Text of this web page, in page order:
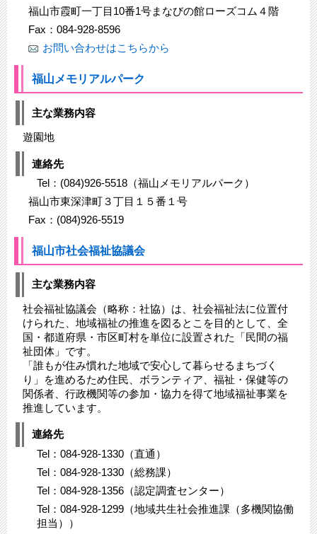
福山市霞町一丁目10番1号まなびの館ローズコム４階
Fax：084-928-8596
お問い合わせはこちらから
福山メモリアルパーク
主な業務内容
遊園地
連絡先
Tel：(084)926-5518（福山メモリアルパーク）
福山市東深津町３丁目１５番１号
Fax：(084)926-5519
福山市社会福祉協議会
主な業務内容
社会福祉協議会（略称：社協）は、社会福祉法に位置付
けられた、地域福祉の推進を図るとこを目的として、全
国・都道府県・市区町村を単位に設置された「民間の福
祉団体」です。
「誰もが住み慣れた地域で安心して暮らせるまちづく
り」を進めるため住民、ボランティア、福祉・保健等の
関係者、行政機関等の参加・協力を得て地域福祉事業を
推進しています。
連絡先
Tel：084-928-1330（直通）
Tel：084-928-1330（総務課）
Tel：084-928-1356（認定調査センター）
Tel：084-928-1299（地域共生社会推進課（多機関協働
担当））